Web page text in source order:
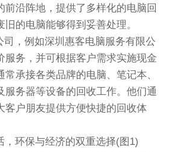
前沿阵地，提供了多样化的电脑回
的电脑能够得到妥善处理。
司，例如深圳惠客电脑服务有限公
服务，并可根据客户需求实施现金
承接各类品牌的电脑、笔记本、
服务器等设备的回收工作。他们通
客户朋友提供方便快捷的回收体